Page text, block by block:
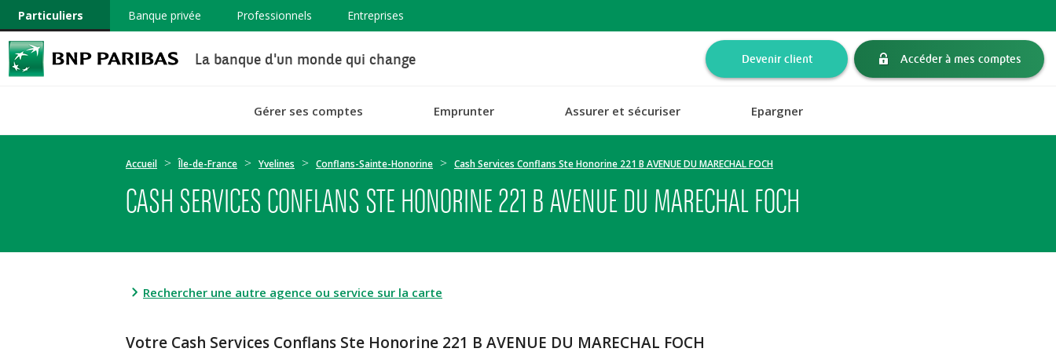
Particuliers Banque privée Professionnels Entreprises
La banque d'un monde qui change Devenir client Accéder à mes comptes
Gérer ses comptes Emprunter Assurer et sécuriser Epargner
Accueil Île-de-France Yvelines Conflans-Sainte-Honorine Cash Services Conflans Ste Honorine 221 B AVENUE DU MARECHAL FOCH
CASH SERVICES CONFLANS STE HONORINE 221 B AVENUE DU MARECHAL FOCH
Rechercher une autre agence ou service sur la carte
Votre Cash Services Conflans Ste Honorine 221 B AVENUE DU MARECHAL FOCH